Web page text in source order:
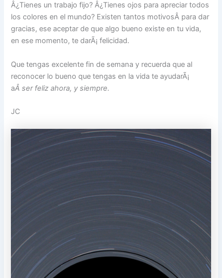
Â¿Tienes un trabajo fijo? Â¿Tienes ojos para apreciar todos
los colores en el mundo? Existen tantos motivosÂ para dar
gracias, ese aceptar de que algo bueno existe en tu vida,
en ese momento, te darÃ¡ felicidad.
Que tengas excelente fin de semana y recuerda que al
reconocer lo bueno que tengas en la vida te ayudarÃ¡
aÂ ser feliz ahora, y siempre.
JC